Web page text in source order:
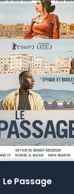
Le Passage